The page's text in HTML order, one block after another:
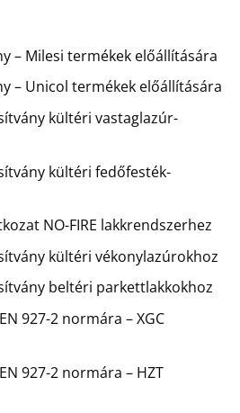
– Milesi termékek előállítására
– Unicol termékek előállítására
kültéri vastaglazúr-
kültéri fedőfesték-
NO-FIRE lakkrendszerhez
kültéri vékonylazúrokhoz
beltéri parkettlakkokhoz
927-2 normára – XGC
927-2 normára – HZT